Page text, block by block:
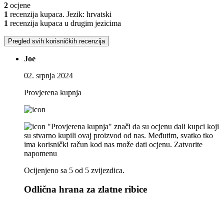
2 ocjene
1 recenzija kupaca. Jezik: hrvatski
1 recenzija kupaca u drugim jezicima
Pregled svih korisničkih recenzija
Joe
02. srpnja 2024
Provjerena kupnja
"Provjerena kupnja" znači da su ocjenu dali kupci koji
su stvarno kupili ovaj proizvod od nas. Međutim, svatko tko
ima korisnički račun kod nas može dati ocjenu. Zatvorite
napomenu
Ocijenjeno sa 5 od 5 zvijezdica.
Odlična hrana za zlatne ribice